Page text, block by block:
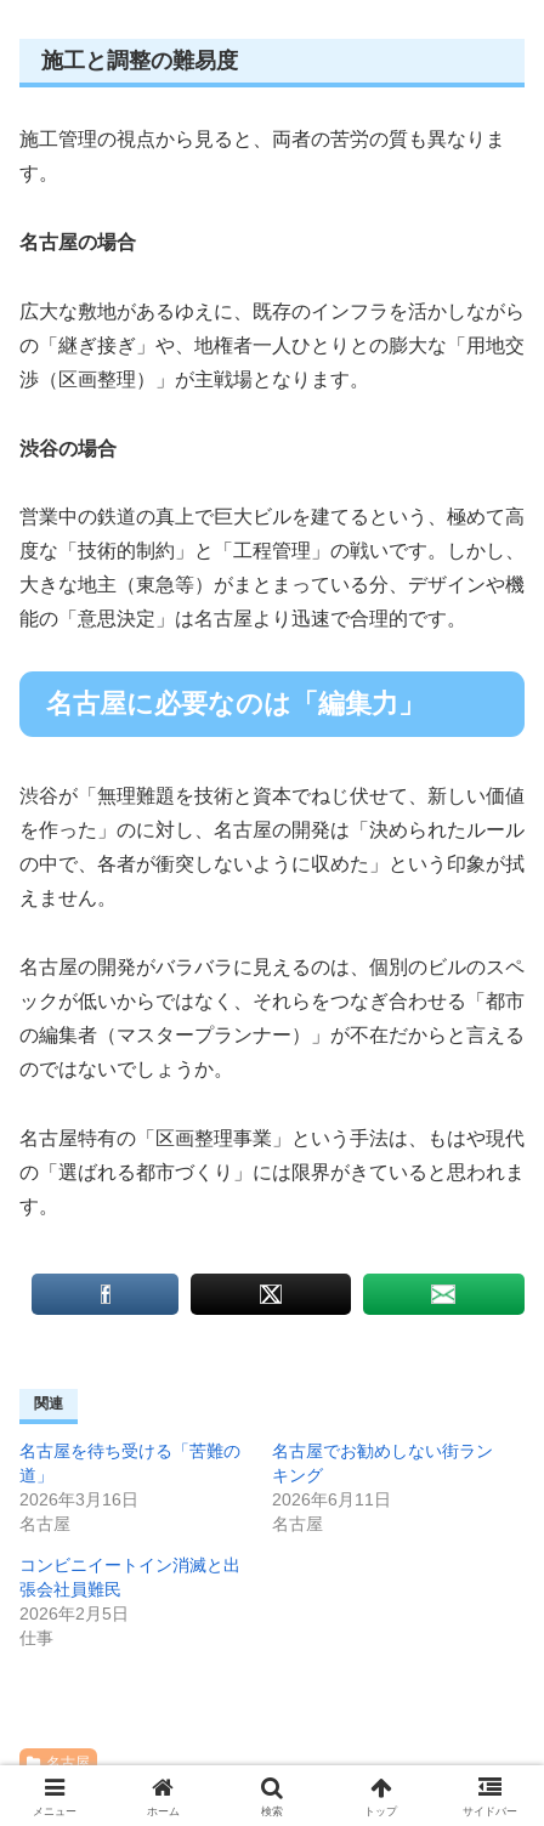
施工と調整の難易度
施工管理の視点から見ると、両者の苦労の質も異なりま
す。
名古屋の場合
広大な敷地があるゆえに、既存のインフラを活かしながら
の「継ぎ接ぎ」や、地権者一人ひとりとの膨大な「用地交
渉（区画整理）」が主戦場となります。
渋谷の場合
営業中の鉄道の真上で巨大ビルを建てるという、極めて高
度な「技術的制約」と「工程管理」の戦いです。しかし、
大きな地主（東急等）がまとまっている分、デザインや機
能の「意思決定」は名古屋より迅速で合理的です。
名古屋に必要なのは「編集力」
渋谷が「無理難題を技術と資本でねじ伏せて、新しい価値
を作った」のに対し、名古屋の開発は「決められたルール
の中で、各者が衝突しないように収めた」という印象が拭
えません。
名古屋の開発がバラバラに見えるのは、個別のビルのスペ
ックが低いからではなく、それらをつなぎ合わせる「都市
の編集者（マスタープランナー）」が不在だからと言える
のではないでしょうか。
名古屋特有の「区画整理事業」という手法は、もはや現代
の「選ばれる都市づくり」には限界がきていると思われま
す。
関連
名古屋を待ち受ける「苦難の
道」
2026年3月16日
名古屋
名古屋でお勧めしない街ラン
キング
2026年6月11日
名古屋
コンビニイートイン消滅と出
張会社員難民
2026年2月5日
仕事
名古屋
ユーキ1号をフォローする
メニュー ホーム 検索 トップ サイドバー